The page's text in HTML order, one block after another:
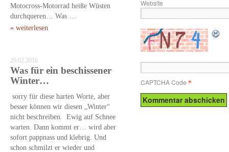
Motocross-Motorrad heiße Wüsten
durchqueren… Was …
» weiterlesen
29.02.2016
Was für ein beschissener
Winter…
sorry für diese harten Worte, aber
besser können wir diesen „Winter“
nicht beschreiben. Ewig auf Schnee
warten. Dann kommt er… wird aber
sofort pappnass und klebrig. Und
schon schmilzt er wieder und
Website
CAPTCHA Code *